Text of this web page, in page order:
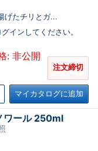
げたチリとガ...
グインしてください。
: 非公開
注文締切
マイカタログに追加
ワール 250ml